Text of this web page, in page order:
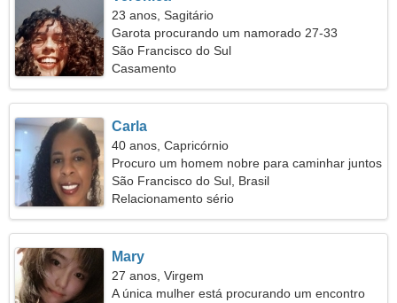
23 anos, Sagitário
Garota procurando um namorado 27-33
São Francisco do Sul
Casamento
Carla
40 anos, Capricórnio
Procuro um homem nobre para caminhar juntos
São Francisco do Sul, Brasil
Relacionamento sério
Mary
27 anos, Virgem
A única mulher está procurando um encontro